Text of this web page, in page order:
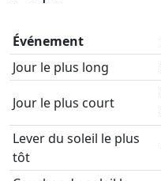
Événement
Jour le plus long
Jour le plus court
Lever du soleil le plus
tôt